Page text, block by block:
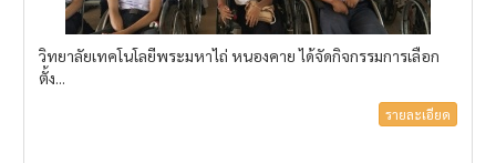
วิทยาลัยเทคโนโลยีพระมหาไถ่ หนองคาย ได้จัดกิจกรรมการเลือก
ตั้ง...
รายละเอียด